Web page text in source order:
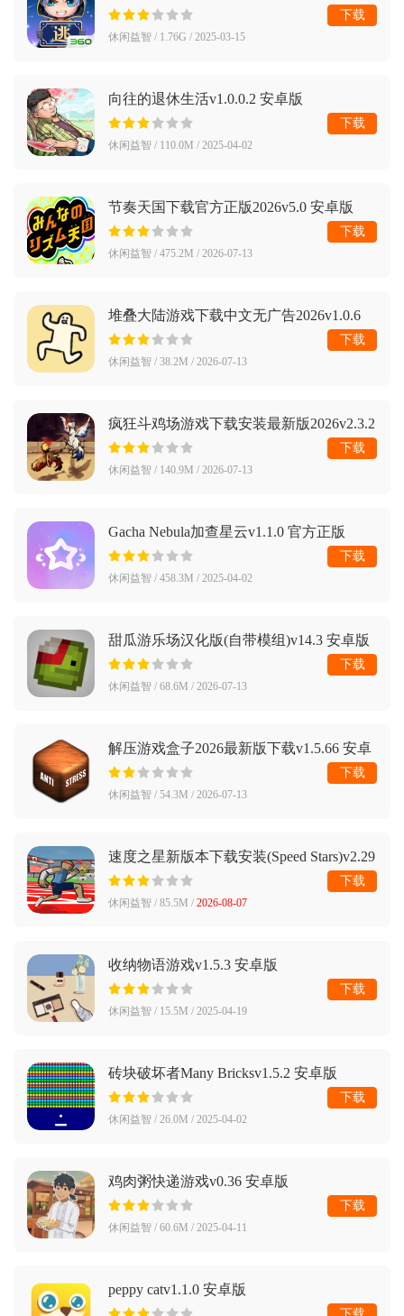
版
休闲益智 / 1.76G / 2025-03-15
下载
向往的退休生活v1.0.0.2 安卓版
休闲益智 / 110.0M / 2025-04-02
下载
节奏天国下载官方正版2026v5.0 安卓版
休闲益智 / 475.2M / 2026-07-13
下载
堆叠大陆游戏下载中文无广告2026v1.0.6
安卓最新版
休闲益智 / 38.2M / 2026-07-13
下载
疯狂斗鸡场游戏下载安装最新版2026v2.3.2
安卓版
休闲益智 / 140.9M / 2026-07-13
下载
Gacha Nebula加查星云v1.1.0 官方正版
休闲益智 / 458.3M / 2025-04-02
下载
甜瓜游乐场汉化版(自带模组)v14.3 安卓版
休闲益智 / 68.6M / 2026-07-13
下载
解压游戏盒子2026最新版下载v1.5.66 安卓
版
休闲益智 / 54.3M / 2026-07-13
下载
速度之星新版本下载安装(Speed Stars)v2.29
安卓版
休闲益智 / 85.5M / 2026-08-07
下载
收纳物语游戏v1.5.3 安卓版
休闲益智 / 15.5M / 2025-04-19
下载
砖块破坏者Many Bricksv1.5.2 安卓版
休闲益智 / 26.0M / 2025-04-02
下载
鸡肉粥快递游戏v0.36 安卓版
休闲益智 / 60.6M / 2025-04-11
下载
peppy catv1.1.0 安卓版